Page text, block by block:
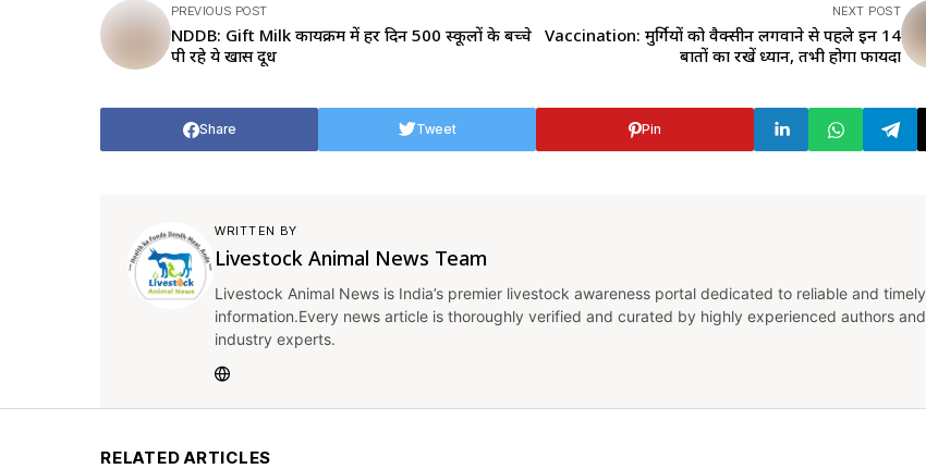
PREVIOUS POST
NDDB: Gift Milk कार्यक्रम में हर दिन 500 स्कूलों के बच्चे
पी रहे ये खास दूध
NEXT POST
Vaccination: मुर्गियों को वैक्सीन लगवाने से पहले इन 14
बातों का रखें ध्यान, तभी होगा फायदा
Share Tweet Pin
WRITTEN BY
Livestock Animal News Team
Livestock Animal News is India’s premier livestock awareness portal dedicated to reliable and timely
information.Every news article is thoroughly verified and curated by highly experienced authors and
industry experts.
RELATED ARTICLES